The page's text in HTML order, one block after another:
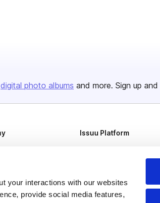
your interactions with our websites
provide social media features,
digital photo albums and more. Sign up and
Issuu Platform
Flipbook
Industries